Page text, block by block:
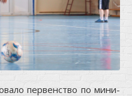
первенство по мини-